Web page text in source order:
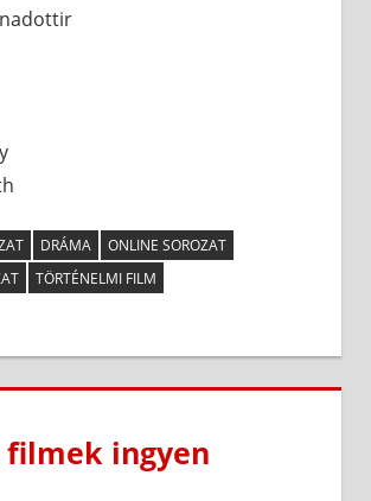
DRÁMA
ONLINE SOROZAT
TÖRTÉNELMI FILM
filmek ingyen